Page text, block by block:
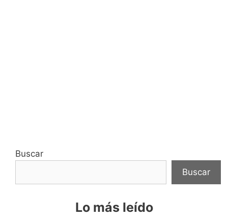
Buscar
Buscar
Lo más leído